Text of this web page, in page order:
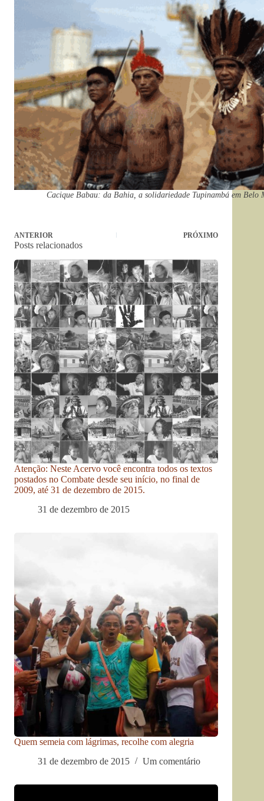
Cacique Babau: da Bahia, a solidariedade Tupinambá em Belo
ANTERIOR PRÓXIMO
Posts relacionados
Atenção: Neste Acervo você encontra todos os textos
postados no Combate desde seu início, no final de
2009, até 31 de dezembro de 2015.
31 de dezembro de 2015
Quem semeia com lágrimas, recolhe com alegria
31 de dezembro de 2015
Um comentário